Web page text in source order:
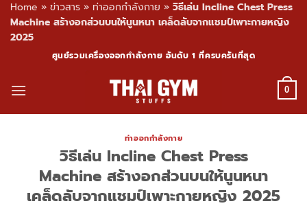
Home » ข่าวสาร » ท่าออกกำลังกาย » วิธีเล่น Incline Chest Press
Machine สร้างอกส่วนบนให้นูนหนา เคล็ดลับจากแชมป์เพาะกายหญิง
2025
content
ศูนย์รวมเครื่องออกกำลังกาย อันดับ 1 ที่ครบครันที่สุด
0
ท่าออกกำลังกาย
วิธีเล่น Incline Chest Press
Machine สร้างอกส่วนบนให้นูนหนา
เคล็ดลับจากแชมป์เพาะกายหญิง 2025